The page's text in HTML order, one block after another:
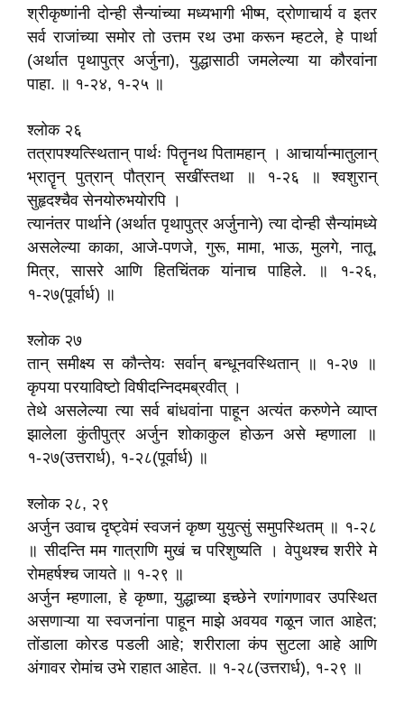
श्रीकृष्णांनी दोन्ही सैन्यांच्या मध्यभागी भीष्म, द्रोणाचार्य व इतर
सर्व राजांच्या समोर तो उत्तम रथ उभा करून म्हटले, हे पार्था
(अर्थात पृथापुत्र अर्जुना), युद्धासाठी जमलेल्या या कौरवांना
पाहा. ॥ १-२४, १-२५ ॥
श्लोक २६
तत्रापश्यत्स्थितान्‌ पार्थः पितॄनथ पितामहान्‌ । आचार्यान्मातुलान्‌
भ्रातॄन्‌ पुत्रान्‌ पौत्रान्‌ सखींस्तथा ॥ १-२६ ॥ श्वशुरान्‌
सुहृदश्चैव सेनयोरुभयोरपि ।
त्यानंतर पार्थाने (अर्थात पृथापुत्र अर्जुनाने) त्या दोन्ही सैन्यांमध्ये
असलेल्या काका, आजे-पणजे, गुरू, मामा, भाऊ, मुलगे, नातू,
मित्र, सासरे आणि हितचिंतक यांनाच पाहिले. ॥ १-२६,
१-२७(पूर्वार्ध) ॥
श्लोक २७
तान्‌ समीक्ष्य स कौन्तेयः सर्वान्‌ बन्धूनवस्थितान्‌ ॥ १-२७ ॥
कृपया परयाविष्टो विषीदन्निदमब्रवीत्‌ ।
तेथे असलेल्या त्या सर्व बांधवांना पाहून अत्यंत करुणेने व्याप्त
झालेला कुंतीपुत्र अर्जुन शोकाकुल होऊन असे म्हणाला ॥
१-२७(उत्तरार्ध), १-२८(पूर्वार्ध) ॥
श्लोक २८, २९
अर्जुन उवाच दृष्ट्वेमं स्वजनं कृष्ण युयुत्सुं समुपस्थितम्‌ ॥ १-२८
॥ सीदन्ति मम गात्राणि मुखं च परिशुष्यति । वेपुथश्च शरीरे मे
रोमहर्षश्च जायते ॥ १-२९ ॥
अर्जुन म्हणाला, हे कृष्णा, युद्धाच्या इच्छेने रणांगणावर उपस्थित
असणाऱ्या या स्वजनांना पाहून माझे अवयव गळून जात आहेत;
तोंडाला कोरड पडली आहे; शरीराला कंप सुटला आहे आणि
अंगावर रोमांच उभे राहात आहेत. ॥ १-२८(उत्तरार्ध), १-२९ ॥